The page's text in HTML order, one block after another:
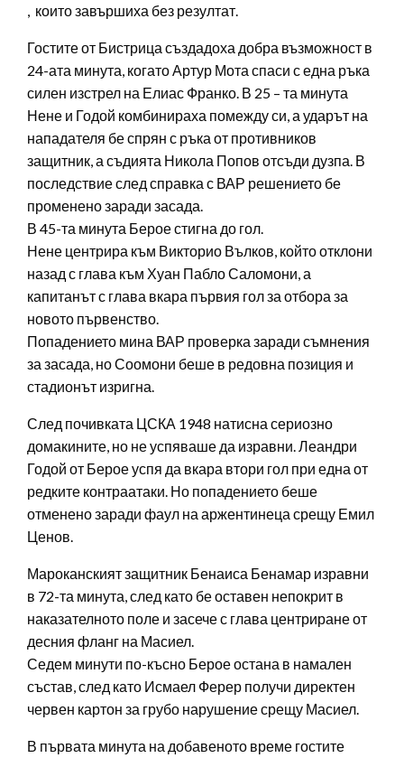
, които завършиха без резултат.
Гостите от Бистрица създадоха добра възможност в
24-ата минута, когато Артур Мота спаси с една ръка
силен изстрел на Елиас Франко. В 25 – та минута
Нене и Годой комбинираха помежду си, а ударът на
нападателя бе спрян с ръка от противников
защитник, а съдията Никола Попов отсъди дузпа. В
последствие след справка с ВАР решението бе
променено заради засада.
В 45-та минута Берое стигна до гол.
Нене центрира към Викторио Вълков, който отклони
назад с глава към Хуан Пабло Саломони, а
капитанът с глава вкара първия гол за отбора за
новото първенство.
Попадението мина ВАР проверка заради съмнения
за засада, но Соомони беше в редовна позиция и
стадионът изригна.
След почивката ЦСКА 1948 натисна сериозно
домакините, но не успяваше да изравни. Леандри
Годой от Берое успя да вкара втори гол при една от
редките контраатаки. Но попадението беше
отменено заради фаул на аржентинеца срещу Емил
Ценов.
Мароканският защитник Бенаиса Бенамар изравни
в 72-та минута, след като бе оставен непокрит в
наказателното поле и засече с глава центриране от
десния фланг на Масиел.
Седем минути по-късно Берое остана в намален
състав, след като Исмаел Ферер получи директен
червен картон за грубо нарушение срещу Масиел.
В първата минута на добавеното време гостите